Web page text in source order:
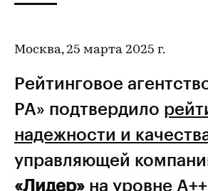
Москва, 25 марта 2025 г.
Рейтинговое
РА» подтвердило
надежности и
управляющей
«Лидер» на уровне